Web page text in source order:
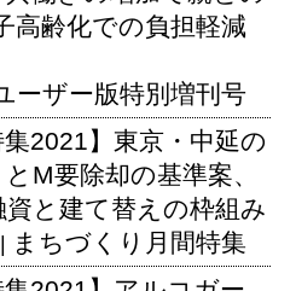
高齢化での負担軽減
ーザー版特別増刊号
2021】東京・中延の
M要除却の基準案、
と建て替えの枠組み
まちづくり月間特集